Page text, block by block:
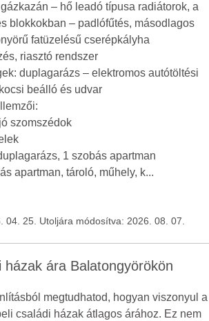
– hő leadó típusa radiátorok, a
blokkokban – padlófűtés, másodlagos
fatüzelésű cserépkályha
riasztó rendszer
duplagarázs – elektromos autótöltési
beálló és udvar
szomszédok
1 szobás apartman
apartman, tároló, műhely, k...
04. 25. Utoljára módosítva: 2026. 08. 07.
házak ára Balatongyörökön
megtudhatod, hogyan viszonyul a
családi házak átlagos árához. Ez nem